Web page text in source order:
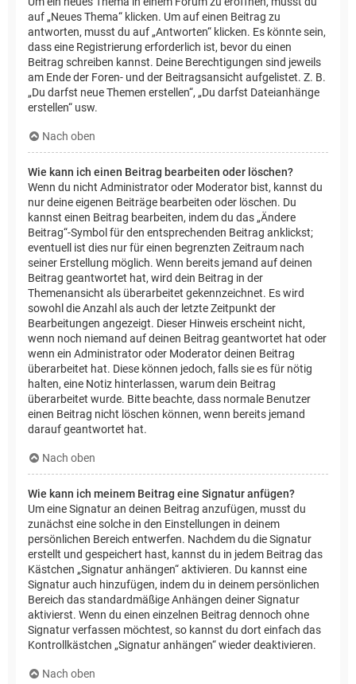
auf „Neues Thema“ klicken. Um auf einen Beitrag zu
antworten, musst du auf „Antworten“ klicken. Es könnte sein,
dass eine Registrierung erforderlich ist, bevor du einen
Beitrag schreiben kannst. Deine Berechtigungen sind jeweils
am Ende der Foren- und der Beitragsansicht aufgelistet. Z. B.
„Du darfst neue Themen erstellen“, „Du darfst Dateianhänge
erstellen“ usw.
Nach oben
Wie kann ich einen Beitrag bearbeiten oder löschen?
Wenn du nicht Administrator oder Moderator bist, kannst du
nur deine eigenen Beiträge bearbeiten oder löschen. Du
kannst einen Beitrag bearbeiten, indem du das „Ändere
Beitrag“-Symbol für den entsprechenden Beitrag anklickst;
eventuell ist dies nur für einen begrenzten Zeitraum nach
seiner Erstellung möglich. Wenn bereits jemand auf deinen
Beitrag geantwortet hat, wird dein Beitrag in der
Themenansicht als überarbeitet gekennzeichnet. Es wird
sowohl die Anzahl als auch der letzte Zeitpunkt der
Bearbeitungen angezeigt. Dieser Hinweis erscheint nicht,
wenn noch niemand auf deinen Beitrag geantwortet hat oder
wenn ein Administrator oder Moderator deinen Beitrag
überarbeitet hat. Diese können jedoch, falls sie es für nötig
halten, eine Notiz hinterlassen, warum dein Beitrag
überarbeitet wurde. Bitte beachte, dass normale Benutzer
einen Beitrag nicht löschen können, wenn bereits jemand
darauf geantwortet hat.
Nach oben
Wie kann ich meinem Beitrag eine Signatur anfügen?
Um eine Signatur an deinen Beitrag anzufügen, musst du
zunächst eine solche in den Einstellungen in deinem
persönlichen Bereich entwerfen. Nachdem du die Signatur
erstellt und gespeichert hast, kannst du in jedem Beitrag das
Kästchen „Signatur anhängen“ aktivieren. Du kannst eine
Signatur auch hinzufügen, indem du in deinem persönlichen
Bereich das standardmäßige Anhängen deiner Signatur
aktivierst. Wenn du einen einzelnen Beitrag dennoch ohne
Signatur verfassen möchtest, so kannst du dort einfach das
Kontrollkästchen „Signatur anhängen“ wieder deaktivieren.
Nach oben